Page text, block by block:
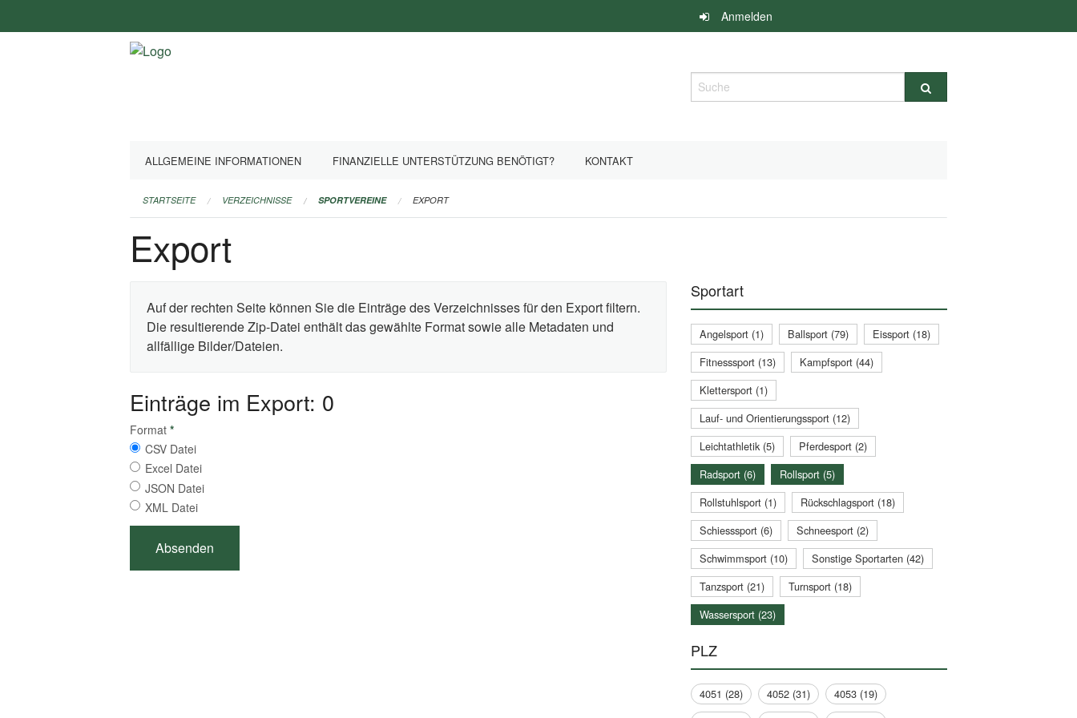
überspringen
Anmelden
Suche
ALLGEMEINE INFORMATIONEN FINANZIELLE UNTERSTÜTZUNG BENÖTIGT? KONTAKT
STARTSEITE VERZEICHNISSE SPORTVEREINE EXPORT
Export
Auf der rechten Seite können Sie die Einträge des Verzeichnisses für den Export filtern.
Die resultierende Zip-Datei enthält das gewählte Format sowie alle Metadaten und
allfällige Bilder/Dateien.
Einträge im Export: 0
Format *
CSV Datei
Excel Datei
JSON Datei
XML Datei
Sportart
Angelsport (1) Ballsport (79)
Eissport (18)
Fitnesssport (13)
Kampfsport (44)
Klettersport (1)
Lauf- und Orientierungssport (12)
Leichtathletik (5)
Pferdesport (2)
Radsport (6)
Rollsport (5)
Rollstuhlsport (1)
Rückschlagsport (18)
Schiesssport (6)
Schneesport (2)
Schwimmsport (10)
Sonstige Sportarten (42)
Tanzsport (21)
Turnsport (18)
Wassersport (23)
PLZ
4051 (28) 4052 (31)
4053 (19)